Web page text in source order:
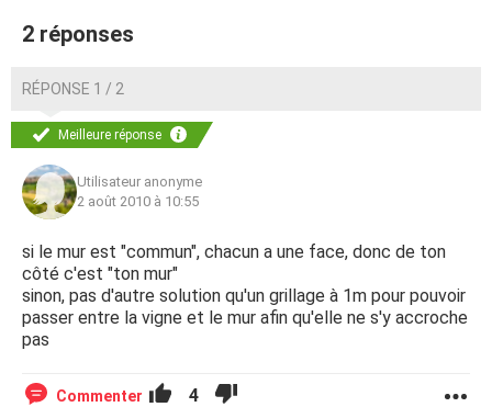
2 réponses
RÉPONSE 1 / 2
Meilleure réponse
Utilisateur anonyme
2 août 2010 à 10:55
si le mur est "commun", chacun a une face, donc de ton
côté c'est "ton mur"
sinon, pas d'autre solution qu'un grillage à 1m pour pouvoir
passer entre la vigne et le mur afin qu'elle ne s'y accroche
pas
Commenter 4